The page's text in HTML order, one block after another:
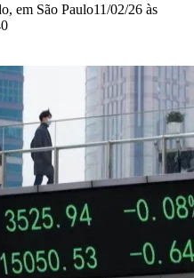
, em São Paulo11/02/26 às